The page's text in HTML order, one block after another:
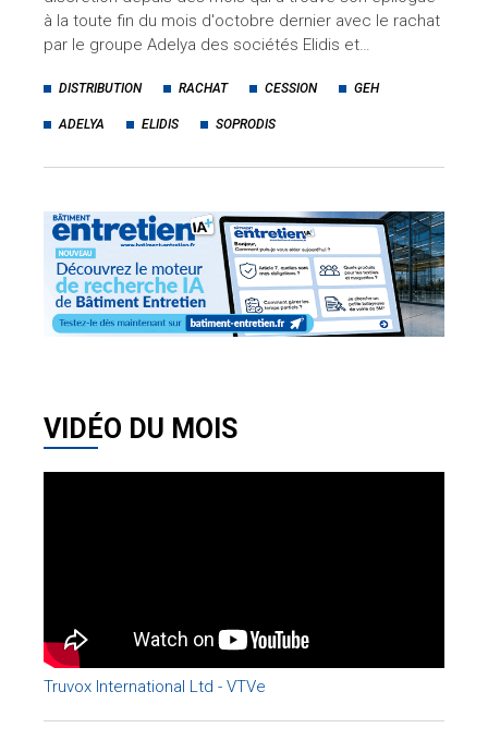
à la toute fin du mois d'octobre dernier avec le rachat
par le groupe Adelya des sociétés Elidis et…
DISTRIBUTION RACHAT CESSION GEH
ADELYA ELIDIS SOPRODIS
VIDÉO DU MOIS
Truvox International Ltd - VTVe